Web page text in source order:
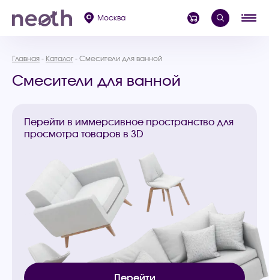
Москва
Главная Каталог Смесители для ванной
Смесители для ванной
Перейти в иммерсивное пространство для
просмотра товаров в 3D
Перейти